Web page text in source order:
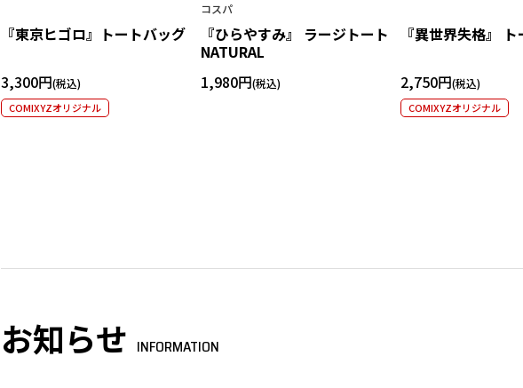
『東京ヒゴロ』トートバッグ
3,300円
COMIXYZオリジナル
コスパ
『ひらやすみ』 ラージトート
NATURAL
1,980円
『異世界失格』
2,750円
COMIXYZオリジナル
お知らせ INFORMATION